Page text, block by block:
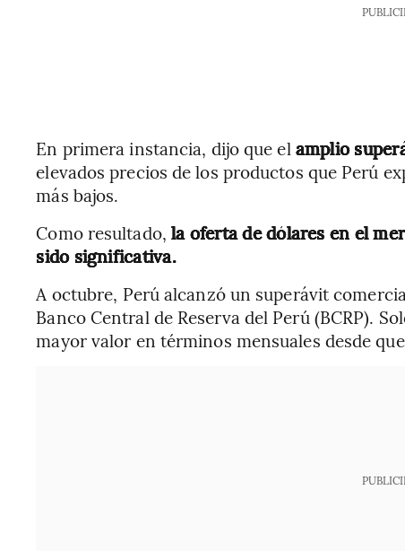
En primera instancia, dijo que el amplio
elevados precios de los productos que Perú
más bajos.
Como resultado, la oferta de dólares en el
sido significativa.
A octubre, Perú alcanzó un superávit
Banco Central de Reserva del Perú (BCRP).
mayor valor en términos mensuales desde